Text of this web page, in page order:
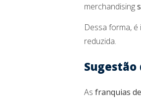
merchandising
Dessa forma,
reduzida.
Sugestão
As franquias